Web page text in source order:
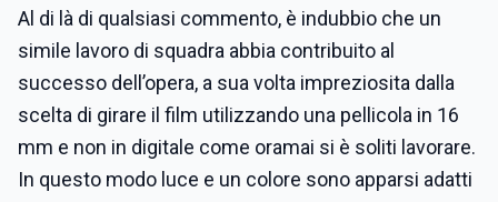
Al di là di qualsiasi commento, è indubbio che un
simile lavoro di squadra abbia contribuito al
successo dell’opera, a sua volta impreziosita dalla
scelta di girare il film utilizzando una pellicola in 16
mm e non in digitale come oramai si è soliti lavorare.
In questo modo luce e un colore sono apparsi adatti